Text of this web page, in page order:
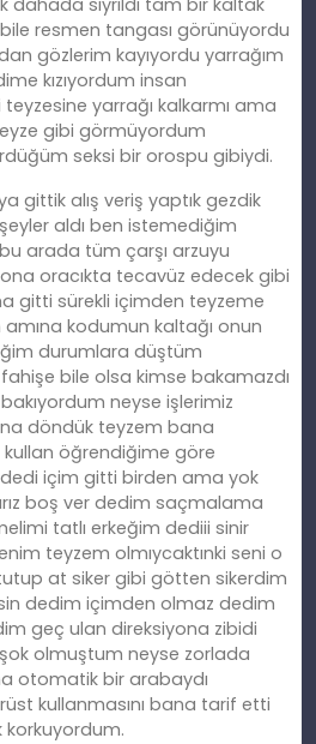
sıyrıldı tam bir kaltak
resmen tangası görünüyordu
gözlerim kayıyordu yarrağım
kızıyordum insan
yarrağı kalkarmı ama
gibi görmüyordum
seksi bir orospu gibiydi.
gittik alış veriş yaptık gezdik
aldı ben istemediğim
arada tüm çarşı arzuyu
oracıkta tecavüz edecek gibi
gitti sürekli içimden teyzeme
kodumun kaltağı onun
durumlara düştüm
fahişe bile olsa kimse bakamazdı
neyse işlerimiz
döndük teyzem bana
kullan öğrendiğime göre
dedi içim gitti birden ama yok
boş ver dedim saçmalama
tatlı erkeğim dediii sinir
teyzem olmıycaktınki seni o
at siker gibi götten sikerdim
dedim içimden olmaz dedim
geç ulan direksiyona zibidi
olmuştum neyse zorlada
otomatik bir arabaydı
kullanmasını bana tarif etti
korkuyordum.